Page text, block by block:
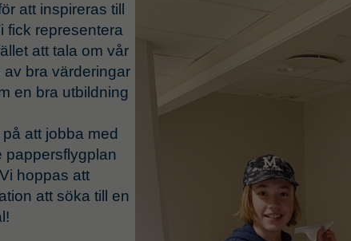
Leverantörsutveckling
Logistik
att inspireras till
fick representera
att tala om vår
bra värderingar
en bra utbildning
att jobba med
pappersflygplan
hoppas att
att söka till en